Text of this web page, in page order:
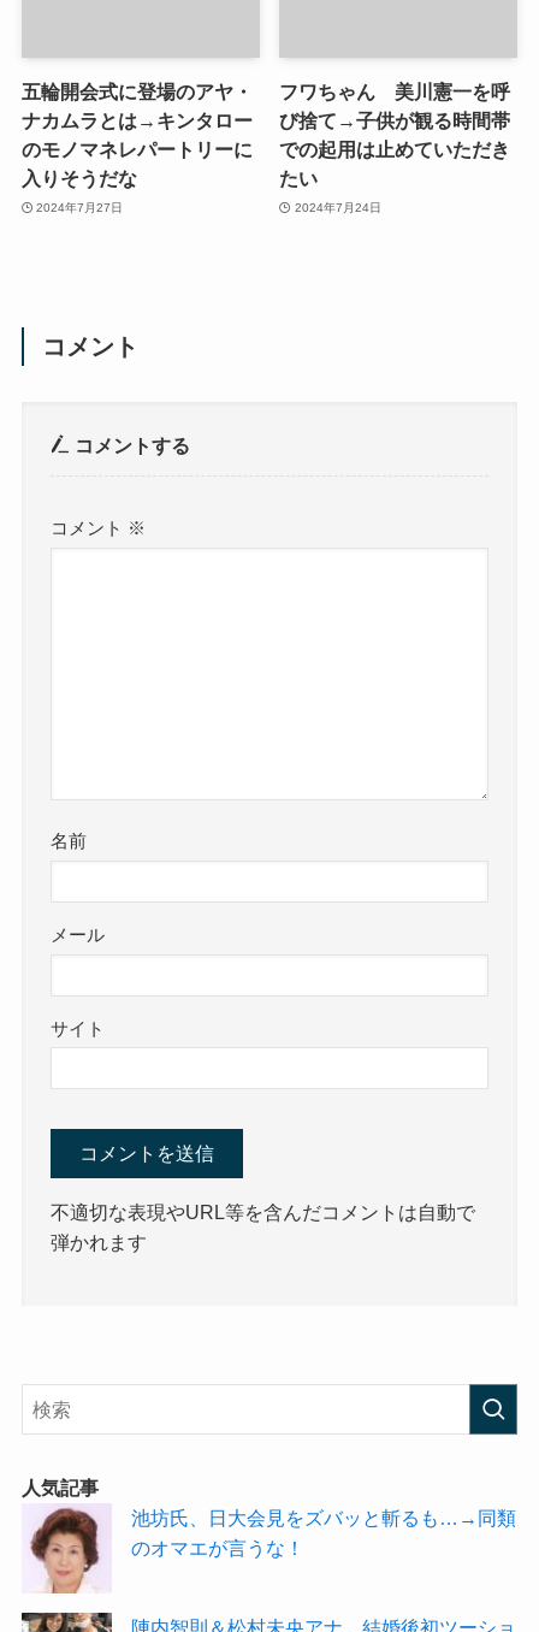
五輪開会式に登場のアヤ・
ナカムラとは→キンタロー
のモノマネレパートリーに
入りそうだな
2024年7月27日
フワちゃん 美川憲一を呼
び捨て→子供が観る時間帯
での起用は止めていただき
たい
2024年7月24日
コメント
コメントする
コメント ※
名前
メール
サイト
不適切な表現やURL等を含んだコメントは自動で
弾かれます
人気記事
池坊氏、日大会見をズバッと斬るも…→同類
のオマエが言うな！
陣内智則＆松村未央アナ、結婚後初ツーショ